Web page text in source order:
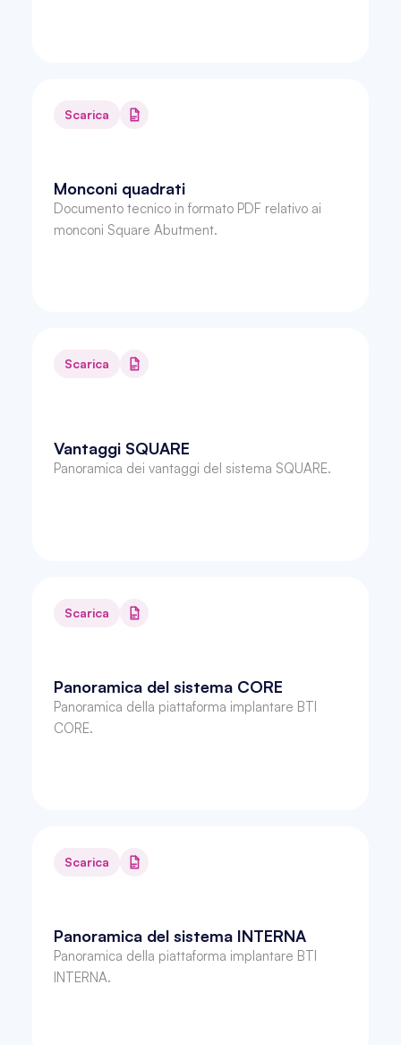
Scarica
Monconi quadrati
Documento tecnico in formato PDF relativo ai
monconi Square Abutment.
Scarica
Vantaggi SQUARE
Panoramica dei vantaggi del sistema SQUARE.
Scarica
Panoramica del sistema CORE
Panoramica della piattaforma implantare BTI
CORE.
Scarica
Panoramica del sistema INTERNA
Panoramica della piattaforma implantare BTI
INTERNA.